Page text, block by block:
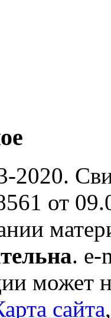
от
. e-
может
сайта